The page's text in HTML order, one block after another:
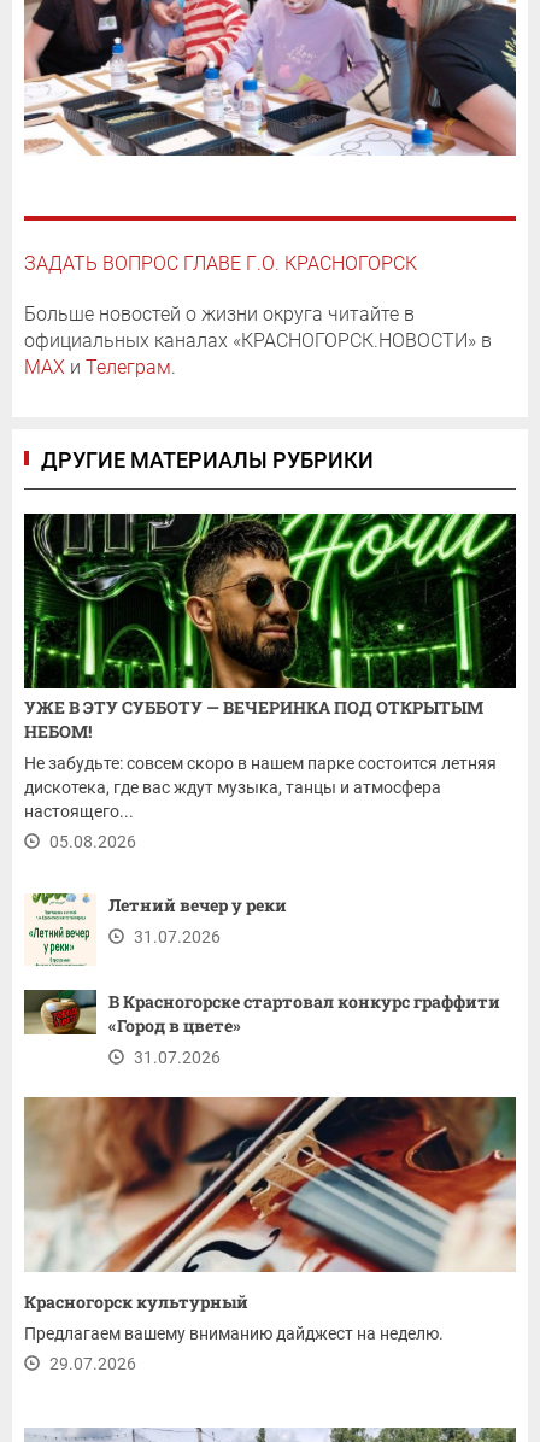
ЗАДАТЬ ВОПРОС ГЛАВЕ Г.О. КРАСНОГОРСК
Больше новостей о жизни округа читайте в
официальных каналах «КРАСНОГОРСК.НОВОСТИ» в
MAX и Телеграм.
ДРУГИЕ МАТЕРИАЛЫ РУБРИКИ
УЖЕ В ЭТУ СУББОТУ — ВЕЧЕРИНКА ПОД ОТКРЫТЫМ
НЕБОМ!
Не забудьте: совсем скоро в нашем парке состоится летняя
дискотека, где вас ждут музыка, танцы и атмосфера
настоящего...
05.08.2026
Летний вечер у реки
31.07.2026
В Красногорске стартовал конкурс граффити
«Город в цвете»
31.07.2026
Красногорск культурный
Предлагаем вашему вниманию дайджест на неделю.
29.07.2026